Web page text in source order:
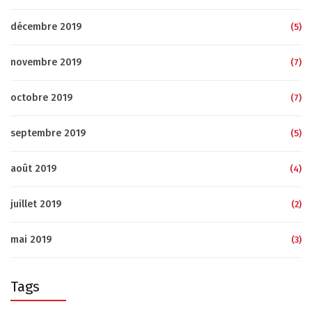
décembre 2019 (5)
novembre 2019 (7)
octobre 2019 (7)
septembre 2019 (5)
août 2019 (4)
juillet 2019 (2)
mai 2019 (3)
Tags